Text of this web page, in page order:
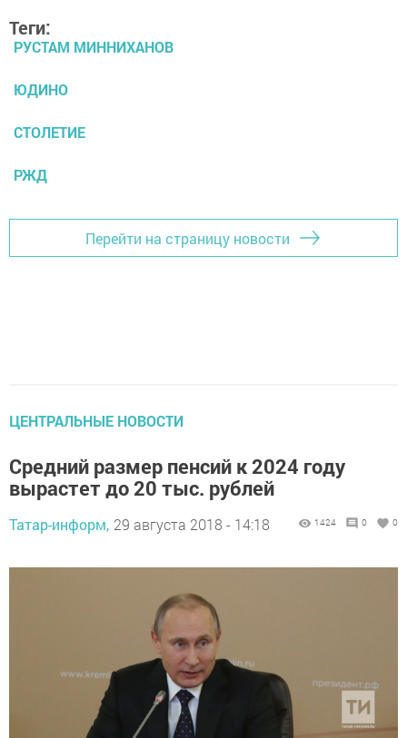
Теги:
РУСТАМ МИННИХАНОВ
ЮДИНО
СТОЛЕТИЕ
РЖД
Перейти на страницу новости
ЦЕНТРАЛЬНЫЕ НОВОСТИ
Средний размер пенсий к 2024 году
вырастет до 20 тыс. рублей
Татар-информ, 29 августа 2018 - 14:18 1424 0 0